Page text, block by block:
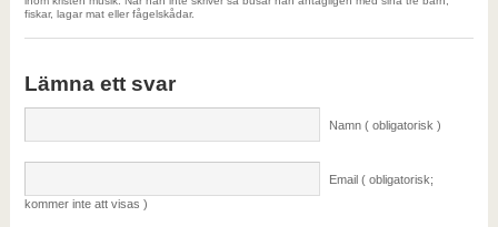
fiskar, lagar mat eller fågelskådar.
Lämna ett svar
Namn ( obligatorisk )
Email ( obligatorisk;
kommer inte att visas )